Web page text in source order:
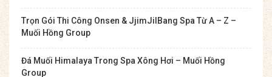
Trọn Gói Thi Công Onsen & JjimJilBang Spa Từ A – Z –
Muối Hồng Group
Đá Muối Himalaya Trong Spa Xông Hơi – Muối Hồng
Group